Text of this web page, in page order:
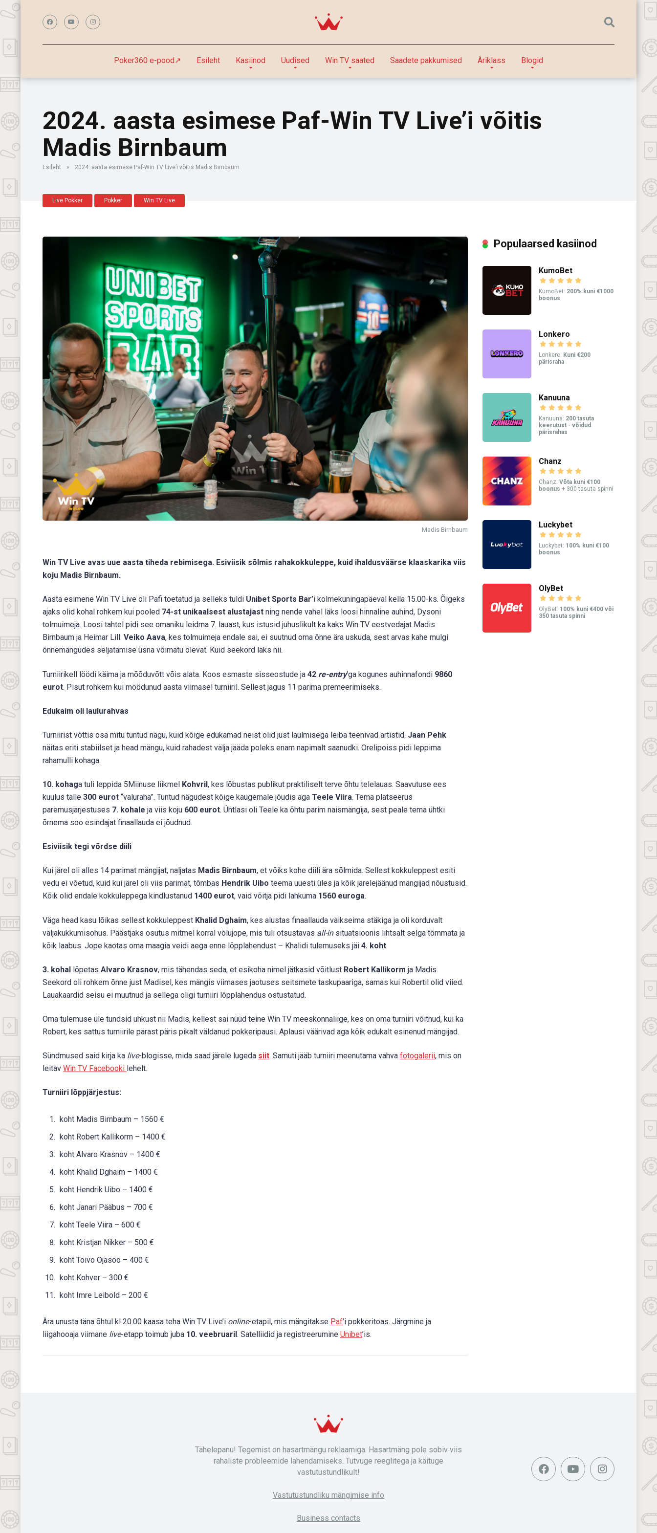
Poker360 e-pood↗ Esileht Kasiinod Uudised Win TV saated Saadete pakkumised Äriklass Blogid
2024. aasta esimese Paf-Win TV Live’i võitis
Madis Birnbaum
Esileht » 2024. aasta esimese Paf-Win TV Live’i võitis Madis Birnbaum
Live Pokker Pokker Win TV Live
Madis Birnbaum
Win TV Live avas uue aasta tiheda rebimisega. Esiviisik sõlmis rahakokkuleppe, kuid ihaldusväärse klaaskarika viis
koju Madis Birnbaum.
Aasta esimene Win TV Live oli Pafi toetatud ja selleks tuldi Unibet Sports Bar’i kolmekuningapäeval kella 15.00-ks. Õigeks
ajaks olid kohal rohkem kui pooled 74-st unikaalsest alustajast ning nende vahel läks loosi hinnaline auhind, Dysoni
tolmuimeja. Loosi tahtel pidi see omaniku leidma 7. lauast, kus istusid juhuslikult ka kaks Win TV eestvedajat Madis
Birnbaum ja Heimar Lill. Veiko Aava, kes tolmuimeja endale sai, ei suutnud oma õnne ära uskuda, sest arvas kahe mulgi
õnnemängudes seljatamise üsna võimatu olevat. Kuid seekord läks nii.
Turniirikell löödi käima ja mõõduvõtt võis alata. Koos esmaste sisseostude ja 42 re-entry‘ga kogunes auhinnafondi 9860
eurot. Pisut rohkem kui möödunud aasta viimasel turniiril. Sellest jagus 11 parima premeerimiseks.
Edukaim oli laulurahvas
Turniirist võttis osa mitu tuntud nägu, kuid kõige edukamad neist olid just laulmisega leiba teenivad artistid. Jaan Pehk
näitas eriti stabiilset ja head mängu, kuid rahadest välja jääda poleks enam napimalt saanudki. Orelipoiss pidi leppima
rahamulli kohaga.
10. kohaga tuli leppida 5Miinuse liikmel Kohvril, kes lõbustas publikut praktiliselt terve õhtu telelauas. Saavutuse ees
kuulus talle 300 eurot “valuraha”. Tuntud nägudest kõige kaugemale jõudis aga Teele Viira. Tema platseerus
paremusjärjestuses 7. kohale ja viis koju 600 eurot. Ühtlasi oli Teele ka õhtu parim naismängija, sest peale tema ühtki
õrnema soo esindajat finaallauda ei jõudnud.
Esiviisik tegi võrdse diili
Kui järel oli alles 14 parimat mängijat, naljatas Madis Birnbaum, et võiks kohe diili ära sõlmida. Sellest kokkuleppest esiti
vedu ei võetud, kuid kui järel oli viis parimat, tõmbas Hendrik Uibo teema uuesti üles ja kõik järelejäänud mängijad nõustusid.
Kõik olid endale kokkuleppega kindlustanud 1400 eurot, vaid võitja pidi lahkuma 1560 euroga.
Väga head kasu lõikas sellest kokkuleppest Khalid Dghaim, kes alustas finaallauda väikseima stäkiga ja oli korduvalt
väljakukkumisohus. Päästjaks osutus mitmel korral võlujope, mis tuli otsustavas all-insituatsioonis lihtsalt selga tõmmata ja
kõik laabus. Jope kaotas oma maagia veidi aega enne lõpplahendust – Khalidi tulemuseks jäi 4. koht.
3. kohal lõpetas Alvaro Krasnov, mis tähendas seda, et esikoha nimel jätkasid võitlust Robert Kallikorm ja Madis.
Seekord oli rohkem õnne just Madisel, kes mängis viimases jaotuses seitsmete taskupaariga, samas kui Robertil olid viied.
Lauakaardid seisu ei muutnud ja sellega oligi turniiri lõpplahendus ostustatud.
Oma tulemuse üle tundsid uhkust nii Madis, kellest sai nüüd teine Win TV meeskonnaliige, kes on oma turniiri võitnud, kui ka
Robert, kes sattus turniirile pärast päris pikalt väldanud pokkeripausi. Aplausi väärivad aga kõik edukalt esinenud mängijad.
Sündmused said kirja ka live-blogisse, mida saad järele lugeda siit. Samuti jääb turniiri meenutama vahva fotogalerii, mis on
leitav Win TV Facebooki lehelt.
Turniiri lõppjärjestus:
koht Madis Birnbaum – 1560 €
koht Robert Kallikorm – 1400 €
koht Alvaro Krasnov – 1400 €
koht Khalid Dghaim – 1400 €
koht Hendrik Uibo – 1400 €
koht Janari Pääbus – 700 €
koht Teele Viira – 600 €
koht Kristjan Nikker – 500 €
koht Toivo Ojasoo – 400 €
koht Kohver – 300 €
koht Imre Leibold – 200 €
Ära unusta täna õhtul kl 20.00 kaasa teha Win TV Live’i online-etapil, mis mängitakse Paf’i pokkeritoas. Järgmine ja
liigahooaja viimane live-etapp toimub juba 10. veebruaril. Satelliidid ja registreerumine Unibet’is.
Populaarsed kasiinod
KumoBet
KumoBet: 200% kuni €1000
boonus
Lonkero
Lonkero: Kuni €200
pärisraha
Kanuuna
Kanuuna: 200 tasuta
keerutust - võidud
pärisrahas
Chanz
Chanz: Võta kuni €100
boonus + 300 tasuta spinni
Luckybet
Luckybet: 100% kuni €100
boonus
OlyBet
OlyBet: 100% kuni €400 või
350 tasuta spinni
Tähelepanu! Tegemist on hasartmängu reklaamiga. Hasartmäng pole sobiv viis
rahaliste probleemide lahendamiseks. Tutvuge reeglitega ja käituge
vastutustundlikult!
Vastutustundliku mängimise info
Business contacts